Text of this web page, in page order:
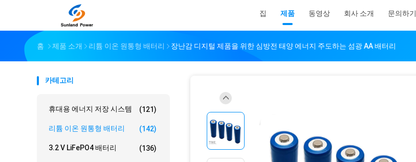
집 제품 동영상 회사 소개 문의하기
홈 제품 소개 리튬 이온 원통형 배터리 장난감 디지털 제품을 위한 심방전 태양 에너지 주도하는 섬광 AA 배터리
카테고리
휴대용 에너지 저장 시스템 (121)
리튬 이온 원통형 배터리 (142)
3.2 V LiFePO4 배터리 (136)